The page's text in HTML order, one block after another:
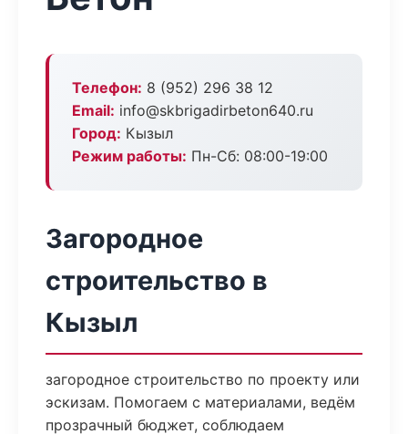
Телефон: 8 (952) 296 38 12
Email: info@skbrigadirbeton640.ru
Город: Кызыл
Режим работы: Пн-Сб: 08:00-19:00
Загородное
строительство в
Кызыл
загородное строительство по проекту или
эскизам. Помогаем с материалами, ведём
прозрачный бюджет, соблюдаем